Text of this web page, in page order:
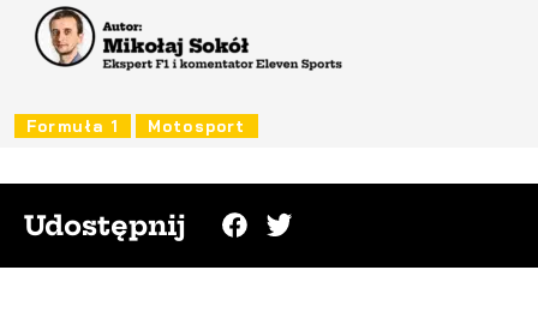
Formuła 1 Motosport
Udostępnij